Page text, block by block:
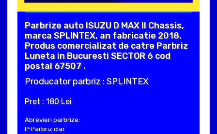
Parbrize auto ISUZU D MAX II Chassis,
marca SPLINTEX, an fabricatie 2018.
Produs comercializat de catre Parbriz
Luneta in Bucuresti SECTOR 6 cod
postal 67507 .
Producator parbriz : SPLINTEX
Pret : 180 Lei
Abrevieri parbrize:
P:Parbriz clar